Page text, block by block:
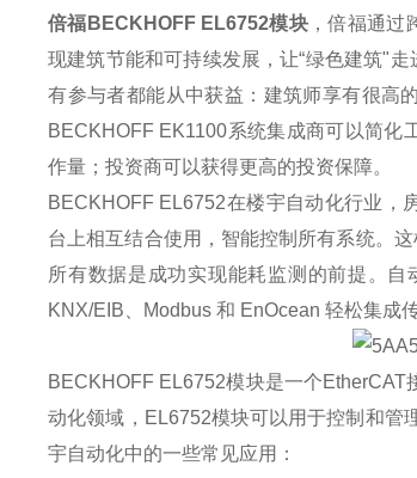
倍福BECKHOFF EL6752模块，倍福通过
现建筑节能和可持续发展，让“绿色建筑"
有参与者都能从中获益：建筑师享有很高
BECKHOFF EK1100系统集成商可以简
作量；投资商可以获得更高的投资保障。
BECKHOFF EL6752在楼宇自动化行业，
台上相互结合使用，智能控制所有系统。
所有数据是成功实现能耗监测的前提。
KNX/EIB、Modbus 和 EnOcean 轻松集成
BECKHOFF EL6752模块是一个
动化领域，EL6752模块可以用于控制和管
宇自动化中的一些常见应用：